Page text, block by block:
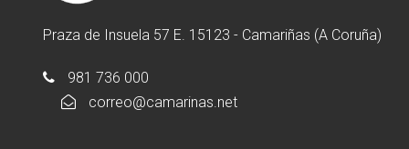
Praza de Insuela 57 E. 15123 - Camariñas (A Coruña)
981 736 000
correo@camarinas.net